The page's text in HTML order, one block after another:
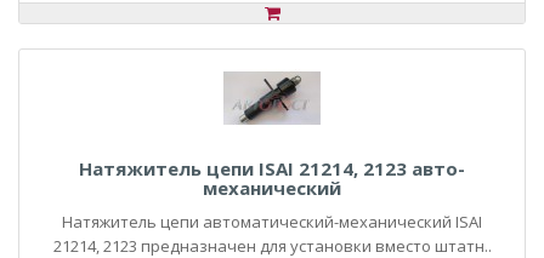
Натяжитель цепи ISAI 21214, 2123 авто-
механический
Натяжитель цепи автоматический-механический ISAI
21214, 2123 предназначен для установки вместо штатн..